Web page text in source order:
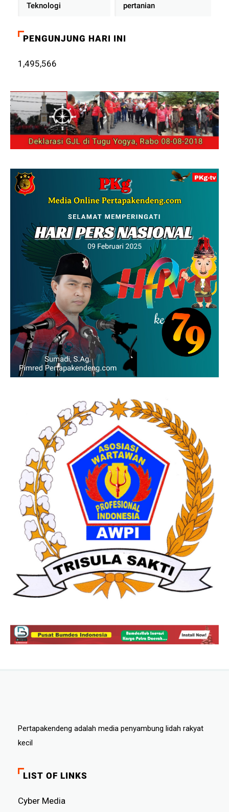
Teknologi pertanian
PENGUNJUNG HARI INI
1,495,566
Pertapakendeng adalah media penyambung lidah rakyat
kecil
LIST OF LINKS
Cyber ​​Media